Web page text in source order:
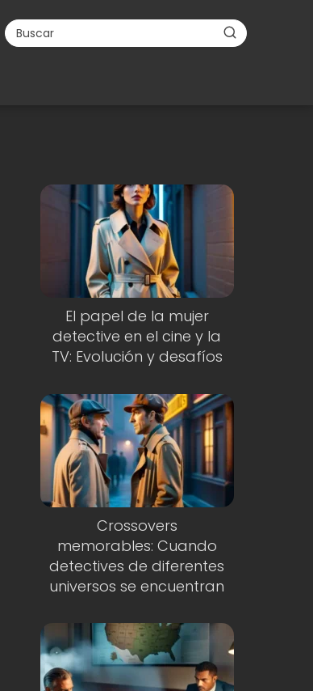
El papel de la mujer
detective en el cine y la
TV: Evolución y desafíos
Crossovers
memorables: Cuando
detectives de diferentes
universos se encuentran